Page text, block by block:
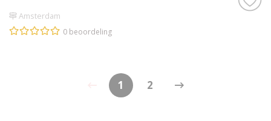
Amsterdam
0 beoordeling
1 2